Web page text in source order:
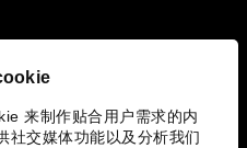
来制作贴合用户需求的内
社交媒体功能以及分析我们